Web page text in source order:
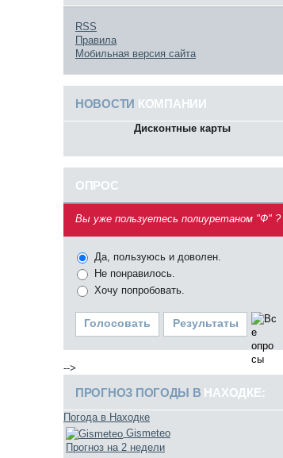
RSS
Правила
Мобильная версия сайта
НОВОСТИ КОМПАНИИ
Дисконтные карты
ОПРОС
Вы уже пользуетесь полиуретаном "Ф" ?
Да, пользуюсь и доволен.
Не понравилось.
Хочу попробовать.
Голосовать Результаты
-->
ПРОГНОЗ ПОГОДЫ В НАХОДКЕ:
Погода в Находке
Gismeteo
Прогноз на 2 недели